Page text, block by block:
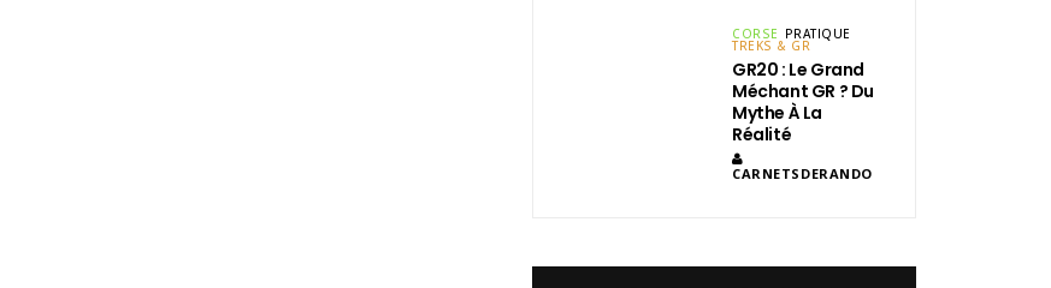
CORSE PRATIQUE
TREKS & GR
GR20 : Le Grand
Méchant GR ? Du
Mythe À La
Réalité
CARNETSDERANDO